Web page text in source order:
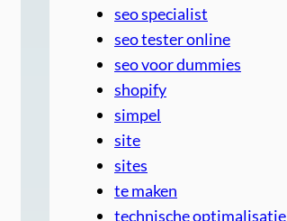
seo specialist
seo tester online
seo voor dummies
shopify
simpel
site
sites
te maken
technische optimalisatie